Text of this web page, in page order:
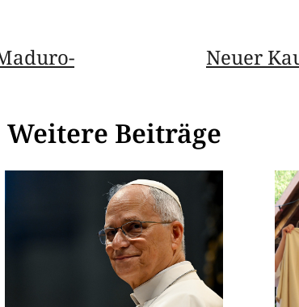
Neuer
Weitere Beiträge